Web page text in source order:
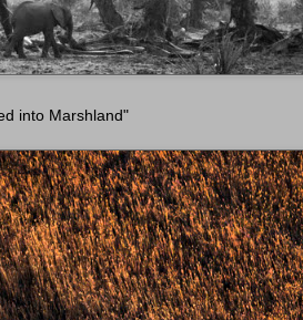
into Marshland"